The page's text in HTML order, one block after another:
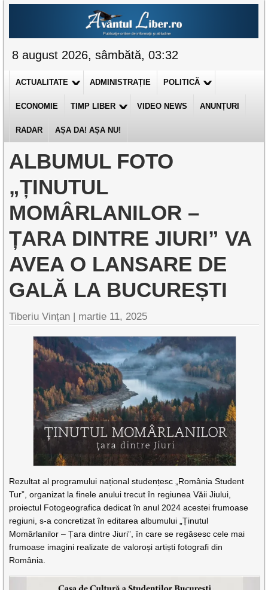
8 august 2026, sâmbătă, 03:32
ACTUALITATE ADMINISTRAȚIE POLITICĂ
ECONOMIE TIMP LIBER VIDEO NEWS ANUNȚURI
RADAR AȘA DA! AȘA NU!
ALBUMUL FOTO
„ȚINUTUL
MOMÂRLANILOR –
ȚARA DINTRE JIURI” VA
AVEA O LANSARE DE
GALĂ LA BUCUREȘTI
Tiberiu Vințan | martie 11, 2025
Rezultat al programului național studențesc „România Student
Tur”, organizat la finele anului trecut în regiunea Văii Jiului,
proiectul Fotogeografica dedicat în anul 2024 acestei frumoase
regiuni, s-a concretizat în editarea albumului „Ținutul
Momârlanilor – Țara dintre Jiuri”, în care se regăsesc cele mai
frumoase imagini realizate de valoroși artiști fotografi din
România.